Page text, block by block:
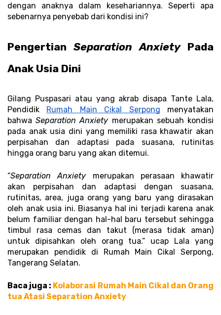
dengan anaknya dalam kesehariannya. Seperti apa
sebenarnya penyebab dari kondisi ini?
Pengertian Separation Anxiety Pada
Anak Usia Dini
Gilang Puspasari atau yang akrab disapa Tante Lala,
Pendidik Rumah Main Cikal Serpong menyatakan
bahwa Separation Anxiety merupakan sebuah kondisi
pada anak usia dini yang memiliki rasa khawatir akan
perpisahan dan adaptasi pada suasana, rutinitas
hingga orang baru yang akan ditemui.
“Separation Anxiety merupakan perasaan khawatir
akan perpisahan dan adaptasi dengan suasana,
rutinitas, area, juga orang yang baru yang dirasakan
oleh anak usia ini. Biasanya hal ini terjadi karena anak
belum familiar dengan hal-hal baru tersebut sehingga
timbul rasa cemas dan takut (merasa tidak aman)
untuk dipisahkan oleh orang tua.” ucap Lala yang
merupakan pendidik di Rumah Main Cikal Serpong,
Tangerang Selatan.
Baca juga : Kolaborasi Rumah Main Cikal dan Orang
tua Atasi Separation Anxiety